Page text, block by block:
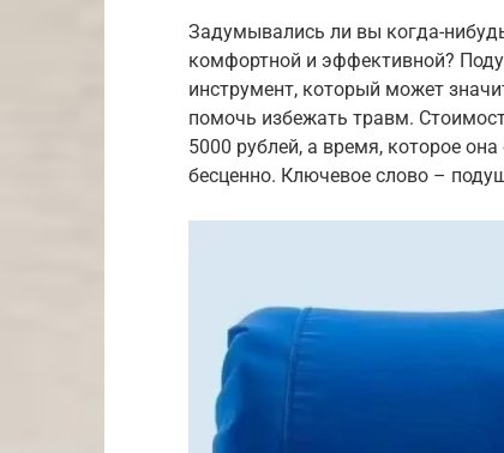
Задумывались ли вы когда-
комфортной и эффективной?
инструмент, который может
помочь избежать травм.
5000 рублей, а время, которое
бесценно. Ключевое слово –